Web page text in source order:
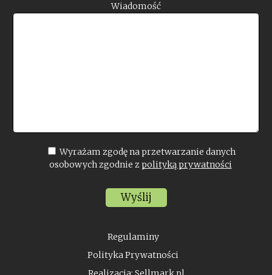
Wiadomość
Wyrażam zgodę na przetwarzanie danych
osobowych zgodnie z polityką prywatności
Regulaminy
Polityka Prywatności